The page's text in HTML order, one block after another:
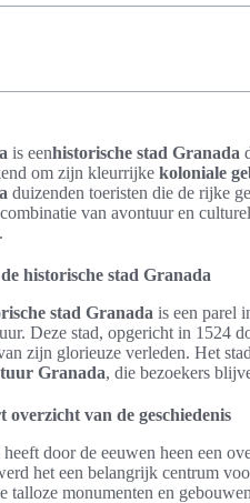
is eenhistorische stad Granada
om zijn kleurrijke koloniale
duizenden toeristen die de rijke
van avontuur en
historische stad Granada
stad Granada is een parel
Deze stad, opgericht in 1524
zijn glorieuze verleden. Het
Granada, die bezoekers
overzicht van de geschiedenis
heeft door de eeuwen heen een
het een belangrijk centrum
talloze monumenten en